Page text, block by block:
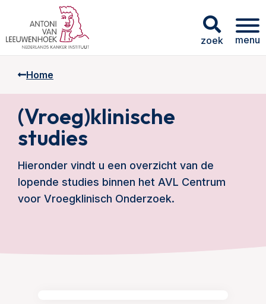
zoek menu
Home
(Vroeg)klinische
studies
Hieronder vindt u een overzicht van de
lopende studies binnen het AVL Centrum
voor Vroegklinisch Onderzoek.